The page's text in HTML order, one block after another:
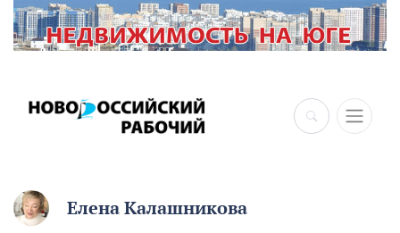
×
Елена Калашникова